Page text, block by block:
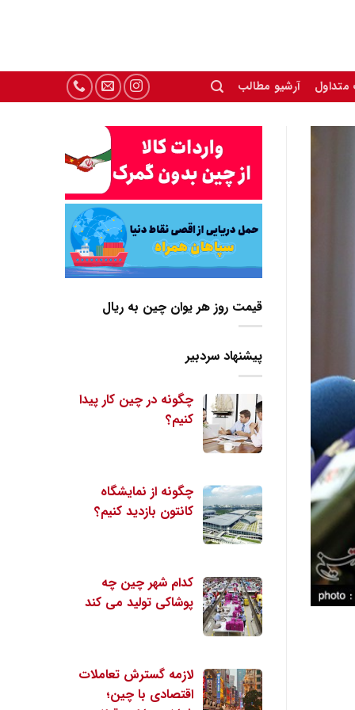
متداول آرشیو مطالب
قیمت روز هر یوان چین به ریال
پیشنهاد سردبیر
چگونه در چین کار پیدا
کنیم؟
چگونه از نمایشگاه
کانتون بازدید کنیم؟
کدام شهر چین چه
پوشاکی تولید می کند
لازمه گسترش تعاملات
اقتصادی با چین؛